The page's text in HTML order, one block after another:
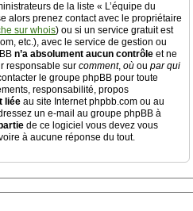
de la liste « L’équipe du
alors prenez contact avec le propriétaire
sur whois) ou si un service gratuit est
etc.), avec le service de gestion ou
n’a absolument aucun contrôle et ne
responsable sur comment, où ou par qui
le groupe phpBB pour toute
responsabilité, propos
liée au site Internet phpbb.com ou au
un e-mail au groupe phpBB à
de ce logiciel vous devez vous
à aucune réponse du tout.